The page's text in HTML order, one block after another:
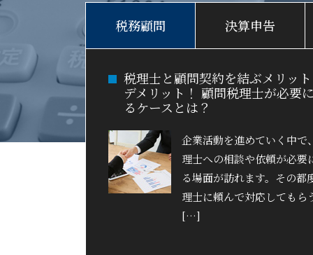
税務顧問 決算申告
税理士と顧問契約を結ぶメリッ
デメリット！ 顧問税理士が必要
るケースとは？
企業活動を進めていく中で
理士への相談や依頼が必要
る場面が訪れます。その都
理士に頼んで対応してもら
[…]